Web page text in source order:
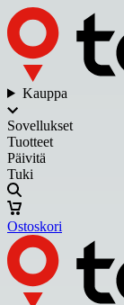
Kauppa
Sovellukset
Tuotteet
Päivitä
Tuki
Ostoskori